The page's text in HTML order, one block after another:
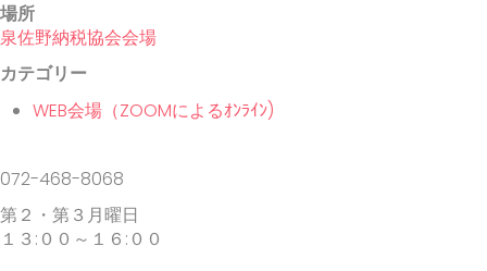
場所
泉佐野納税協会会場
カテゴリー
WEB会場（ZOOMによるｵﾝﾗｲﾝ)
072-468-8068
第２・第３月曜日
１３:００～１６:００